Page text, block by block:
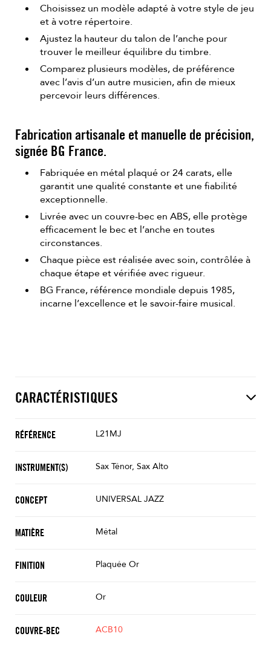
Choisissez un modèle adapté à votre style de jeu
et à votre répertoire.
Ajustez la hauteur du talon de l’anche pour
trouver le meilleur équilibre du timbre.
Comparez plusieurs modèles, de préférence
avec l’avis d’un autre musicien, afin de mieux
percevoir leurs différences.
Fabrication artisanale et manuelle de précision,
signée BG France.
Fabriquée en métal plaqué or 24 carats, elle
garantit une qualité constante et une fiabilité
exceptionnelle.
Livrée avec un couvre-bec en ABS, elle protège
efficacement le bec et l’anche en toutes
circonstances.
Chaque pièce est réalisée avec soin, contrôlée à
chaque étape et vérifiée avec rigueur.
BG France, référence mondiale depuis 1985,
incarne l’excellence et le savoir-faire musical.
CARACTÉRISTIQUES
RÉFÉRENCE L21MJ
INSTRUMENT(S) Sax Ténor, Sax Alto
CONCEPT UNIVERSAL JAZZ
MATIÈRE Métal
FINITION Plaquée Or
COULEUR Or
COUVRE-BEC ACB10